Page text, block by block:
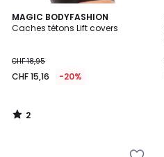
MAGIC BODYFASHION
Caches tétons Lift covers
CHF 18,95
CHF 15,16 -20%
2
/
2
/